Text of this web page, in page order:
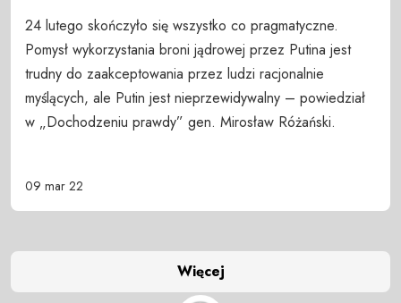
24 lutego skończyło się wszystko co pragmatyczne.
Pomysł wykorzystania broni jądrowej przez Putina jest
trudny do zaakceptowania przez ludzi racjonalnie
myślących, ale Putin jest nieprzewidywalny – powiedział
w „Dochodzeniu prawdy” gen. Mirosław Różański.
09 mar 22
Więcej